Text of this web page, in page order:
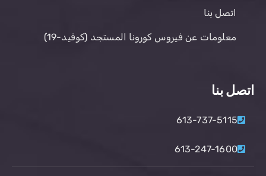
اتصل بنا
معلومات عن فيروس كورونا المستجد (كوفيد-19)
اتصل بنا
613-737-5115
613-247-1600